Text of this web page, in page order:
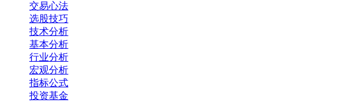
交易心法
选股技巧
技术分析
基本分析
行业分析
宏观分析
指标公式
投资基金